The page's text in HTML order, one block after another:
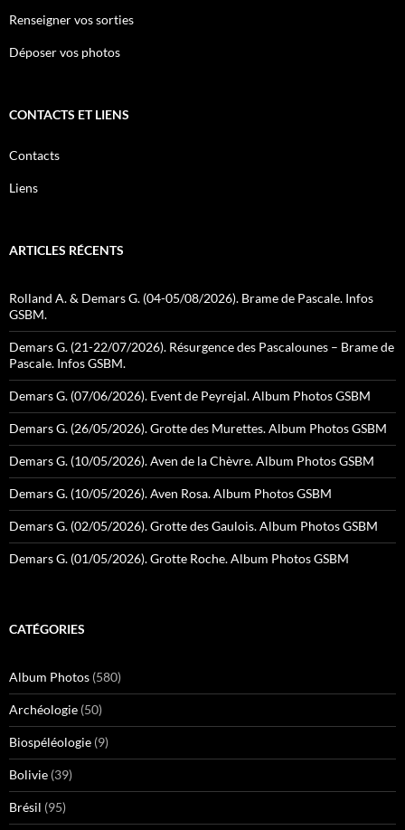
Renseigner vos sorties
Déposer vos photos
CONTACTS ET LIENS
Contacts
Liens
ARTICLES RÉCENTS
Rolland A. & Demars G. (04-05/08/2026). Brame de Pascale. Infos
GSBM.
Demars G. (21-22/07/2026). Résurgence des Pascalounes – Brame de
Pascale. Infos GSBM.
Demars G. (07/06/2026). Event de Peyrejal. Album Photos GSBM
Demars G. (26/05/2026). Grotte des Murettes. Album Photos GSBM
Demars G. (10/05/2026). Aven de la Chèvre. Album Photos GSBM
Demars G. (10/05/2026). Aven Rosa. Album Photos GSBM
Demars G. (02/05/2026). Grotte des Gaulois. Album Photos GSBM
Demars G. (01/05/2026). Grotte Roche. Album Photos GSBM
CATÉGORIES
Album Photos (580)
Archéologie (50)
Biospéléologie (9)
Bolivie (39)
Brésil (95)